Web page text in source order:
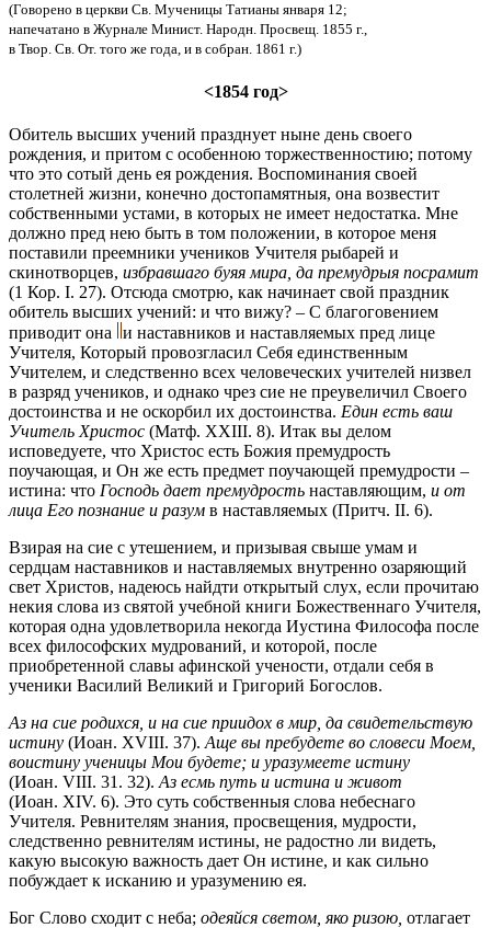
(Говорено в церкви Св. Мученицы Татианы января 12;
напечатано в Журнале Минист. Народн. Просвещ. 1855 г.,
в Твор. Св. От. того же года, и в собран. 1861 г.)
<1854 год>
Обитель высших учений празднует ныне день своего
рождения, и притом с особенною торжественностию; потому
что это сотый день ея рождения. Воспоминания своей
столетней жизни, конечно достопамятныя, она возвестит
собственными устами, в которых не имеет недостатка. Мне
должно пред нею быть в том положении, в которое меня
поставили преемники учеников Учителя рыбарей и
скинотворцев, избравшаго буяя мира, да премудрыя посрамит
(1 Кор. I. 27). Отсюда смотрю, как начинает свой праздник
обитель высших учений: и что вижу? – С благоговением
приводит она
и наставников и наставляемых пред лице
Учителя, Который провозгласил Себя единственным
Учителем, и следственно всех человеческих учителей низвел
в разряд учеников, и однако чрез сие не преувеличил Своего
достоинства и не оскорбил их достоинства. Един есть ваш
Учитель Христос (Матф. XXIII. 8). Итак вы делом
исповедуете, что Христос есть Божия премудрость
поучающая, и Он же есть предмет поучающей премудрости –
истина: что Господь дает премудрость наставляющим, и от
лица Его познание и разум в наставляемых (Притч. II. 6).
Взирая на сие с утешением, и призывая свыше умам и
сердцам наставников и наставляемых внутренно озаряющий
свет Христов, надеюсь найдти открытый слух, если прочитаю
некия слова из святой учебной книги Божественнаго Учителя,
которая одна удовлетворила некогда Иустина Философа после
всех философских мудрований, и которой, после
приобретенной славы афинской учености, отдали себя в
ученики Василий Великий и Григорий Богослов.
Аз на сие родихся, и на сие приидох в мир, да свидетельствую
истину (Иоан. XVIII. 37). Аще вы пребудете во словеси Моем,
воистину ученицы Мои будете; и уразумеете истину
(Иоан. VIII. 31. 32). Аз есмь путь и истина и живот
(Иоан. XIV. 6). Это суть собственныя слова небеснаго
Учителя. Ревнителям знания, просвещения, мудрости,
следственно ревнителям истины, не радостно ли видеть,
какую высокую важность дает Он истине, и как сильно
побуждает к исканию и уразумению ея.
Бог Слово сходит с неба; одеяйся светом, яко ризою, отлагает